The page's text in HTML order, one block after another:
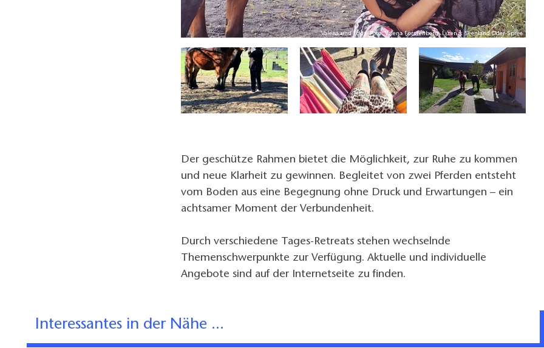
Valena und Eddy, Foto: Valena Fürstenberg, Lizenz: Seenland Oder-Spree
Der geschütze Rahmen bietet die Möglichkeit, zur Ruhe zu kommen
und neue Klarheit zu gewinnen. Begleitet von zwei Pferden entsteht
vom Boden aus eine Begegnung ohne Druck und Erwartungen – ein
achtsamer Moment der Verbundenheit.
Durch verschiedene Tages-Retreats stehen wechselnde
Themenschwerpunkte zur Verfügung. Aktuelle und individuelle
Angebote sind auf der Internetseite zu finden.
Interessantes in der Nähe ...